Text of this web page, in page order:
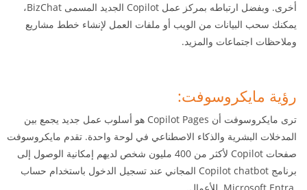
أخرى. وبفضل ارتباطه بمركز عمل Copilot الجديد المسمى BizChat،
يمكنك سحب البيانات من الويب أو ملفات العمل لإنشاء خطط مشاريع
وملاحظات اجتماعات والمزيد.
رؤية مايكروسوفت:
ترى مايكروسوفت أن Copilot Pages هو أسلوب عمل جديد يجمع بين
المدخلات البشرية والذكاء الاصطناعي في لوحة واحدة. تقدم مايكروسوفت
صفحات Copilot لأكثر من 400 مليون شخص لديهم إمكانية الوصول إلى
برنامج Copilot chatbot المجاني عند تسجيل الدخول باستخدام حساب